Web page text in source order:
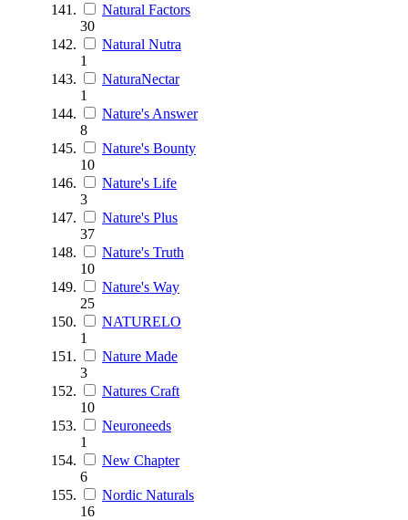
Natural Factors
30
Natural Nutra
1
NaturaNectar
1
Nature's Answer
8
Nature's Bounty
10
Nature's Life
3
Nature's Plus
37
Nature's Truth
10
Nature's Way
25
NATURELO
1
Nature Made
3
Natures Craft
10
Neuroneeds
1
New Chapter
6
Nordic Naturals
16